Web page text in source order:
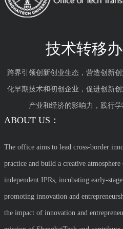
技术转移
跨界引领创新创业生态，营造创新
化早期技术和初创企业，促进创新
产业和经济的影响力，践行
ABOUT US：
The office aims to lead cross-border
practice and build a creative
independent IPRs, incubating early-
promoting innovation and
the impact of innovation and